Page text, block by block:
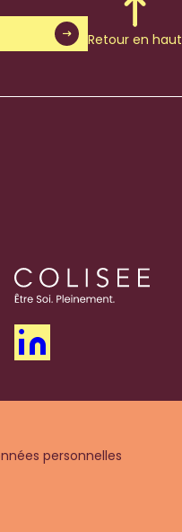
Retour en haut
personnelles